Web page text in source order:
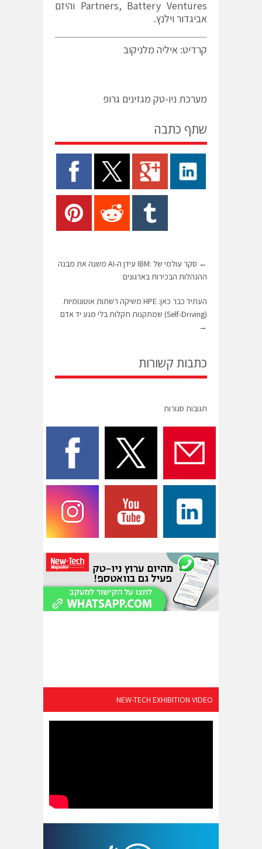
Partners, Battery Ventures והיזם
אביגדור וילנץ.
קרדיט: איליה מלניקוב
מערכת ניו-טק מגזינים גרופ
שתף כתבה
←
סקר עולמי של :IBM עידן ה-AI משנה את מבנה
ההנהלות הבכירות בארגונים
העתיד כבר כאן: HPE משיקה רשתות אוטונומיות
(Self-Driving) שמתקנות תקלות בלי מגע יד אדם
→
כתבות קשורות
תגובות סגורות
NEW-TECH EXHIBITION VIDEO